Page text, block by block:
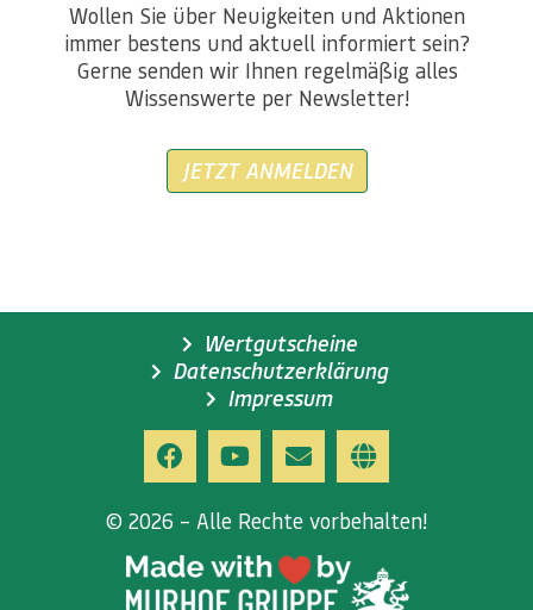
Wollen Sie über Neuigkeiten und Aktionen
immer bestens und aktuell informiert sein?
Gerne senden wir Ihnen regelmäßig alles
Wissenswerte per Newsletter!
JETZT ANMELDEN
Wertgutscheine
Datenschutzerklärung
Impressum
© 2026 – Alle Rechte vorbehalten!